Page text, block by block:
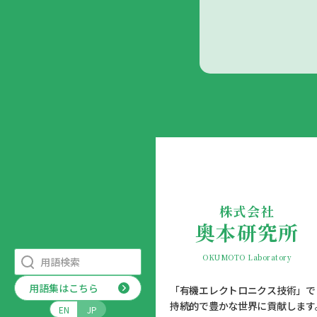
用語集はこちら
EN JP
株式会社
奥本研究所
OKUMOTO Laboratory
「有機エレクトロニクス技術」で
持続的で豊かな世界に貢献しま